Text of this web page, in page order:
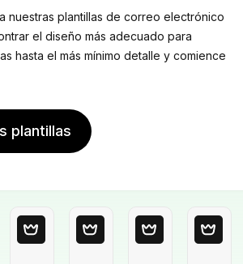
nuestras plantillas de correo electrónico
el diseño más adecuado para
hasta el más mínimo detalle y comience
plantillas